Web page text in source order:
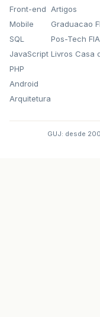
Front-end
Mobile
SQL
JavaScript
PHP
Android
Arquitetura
Artigos
Graduacao
Pos-Tech
Livros Casa
GUJ: desde